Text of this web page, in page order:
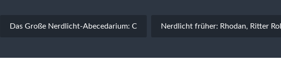
Beitragsnavigation
Das Große Nerdlicht-Abecedarium: C Nerdlicht früher: Rhodan, Ritter